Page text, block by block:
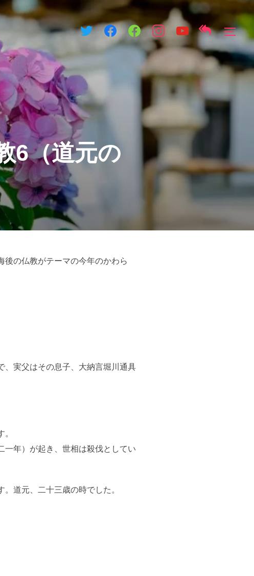
サイ
6（道元の
後の仏教がテーマの今年のかわら
、実父はその息子、大納言堀川通具
一年）が起き、世相は殺伐としてい
道元、二十三歳の時でした。